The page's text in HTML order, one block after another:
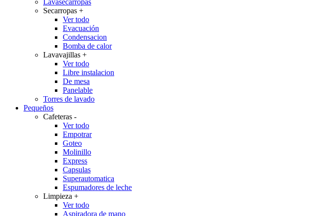
Lavasecarropas
Secarropas +
Ver todo
Evacuación
Condensacion
Bomba de calor
Lavavajillas +
Ver todo
Libre instalacion
De mesa
Panelable
Torres de lavado
Pequeños
Cafeteras -
Ver todo
Empotrar
Goteo
Molinillo
Express
Capsulas
Superautomatica
Espumadores de leche
Limpieza +
Ver todo
Aspiradora de mano